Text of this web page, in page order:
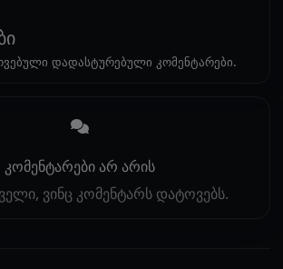
დადასტურებული კომენტარები.
კომენტარები არ არის
ვინც კომენტარს დატოვებს.